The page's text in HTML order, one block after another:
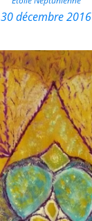
30 décembre 2016